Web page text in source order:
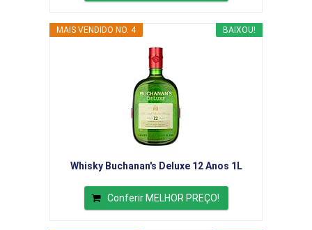
BAIXOU!
MAIS VENDIDO NO. 4
Whisky Buchanan's Deluxe 12 Anos 1L
Conferir MELHOR PREÇO!